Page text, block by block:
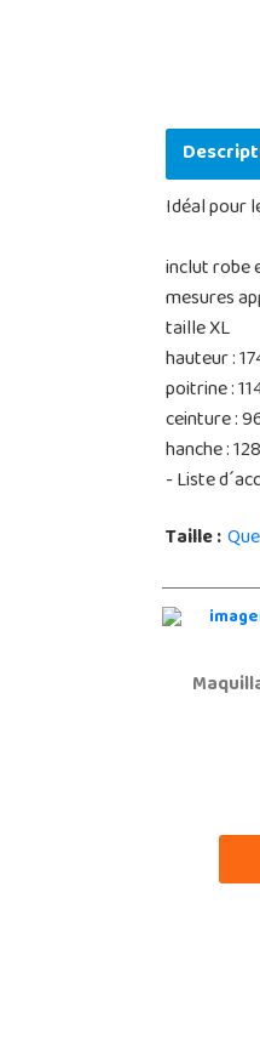
Idéal pour
inclut robe
mesures
taille XL
hauteur :
poitrine :
ceinture :
hanche :
- Liste
Taille :